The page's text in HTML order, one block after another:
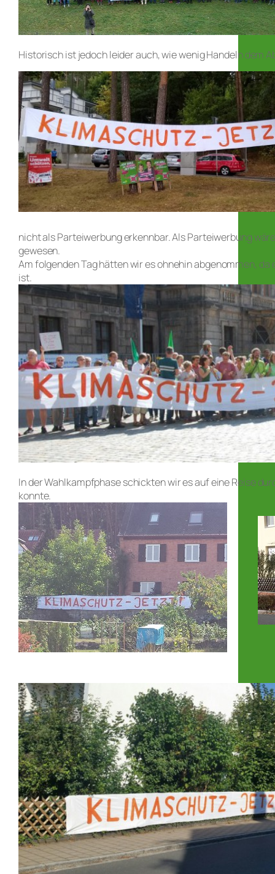
Historisch ist jedoch leider auch, wie wenig Handeln dem
nicht als Parteiwerbung erkennbar. Als Parteiwerbung
gewesen.
Am folgenden Tag hätten wir es ohnehin abgenommen,
ist.
In der Wahlkampfphase schickten wir es auf eine Reise
konnte.